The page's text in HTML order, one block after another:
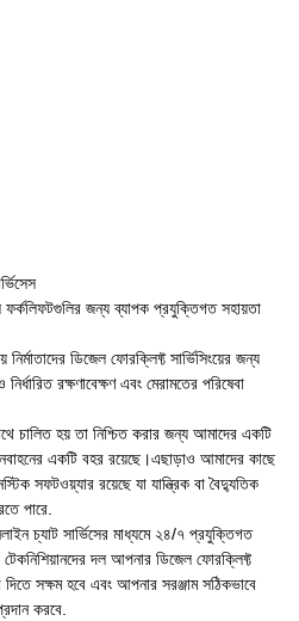
জন্য ব্যাপক প্রযুক্তিগত সহায়তা
নির্মাতাদের ডিজেল ফোরক্লিফ্ট সার্ভিসিংয়ের জন্য
রক্ষণাবেক্ষণ এবং মেরামতের পরিষেবা
চালিত হয় তা নিশ্চিত করার জন্য আমাদের একটি
একটি বহর রয়েছে।এছাড়াও আমাদের কাছে
সফটওয়্যার রয়েছে যা যান্ত্রিক বা বৈদ্যুতিক
পারে.
চ্যাট সার্ভিসের মাধ্যমে ২৪/৭ প্রযুক্তিগত
দল আপনার ডিজেল ফোরক্লিফ্ট
সক্ষম হবে এবং আপনার সরঞ্জাম সঠিকভাবে
করবে.